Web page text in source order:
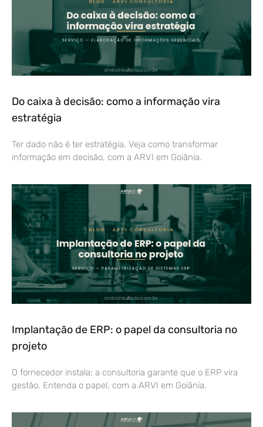
Do caixa à decisão: como a informação vira
estratégia
Ter dado não é ter estratégia. Veja como transformar
informação em decisão, com a ARVI em Goiânia.
Implantação de ERP: o papel da consultoria no
projeto
O fornecedor instala; a consultoria garante que o ERP vira
gestão. Entenda o papel, com a ARVI em Goiânia.